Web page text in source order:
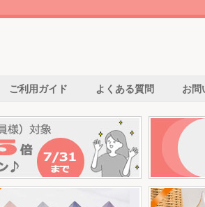
ご利用ガイド よくある質問 お問